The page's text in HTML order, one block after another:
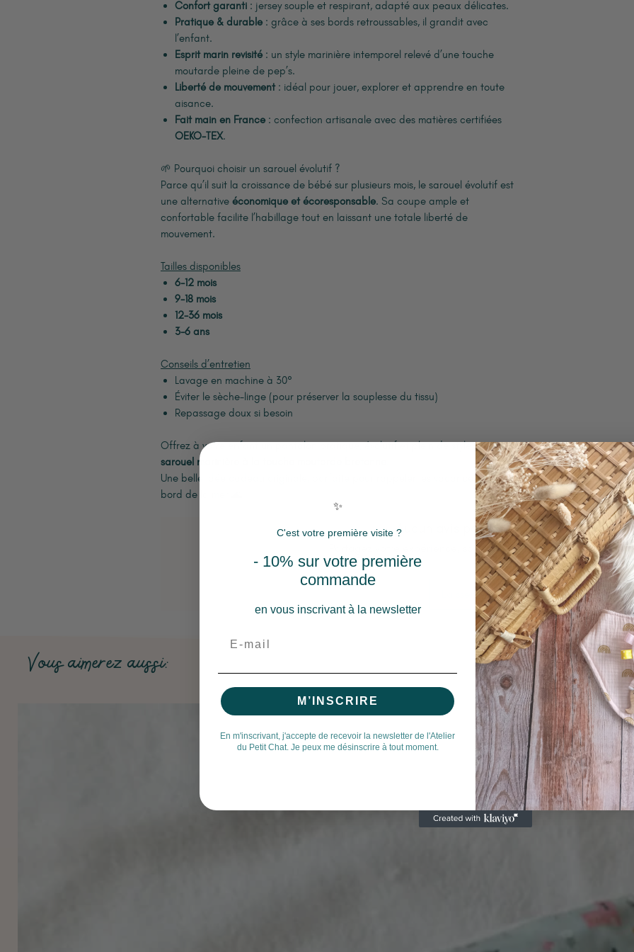
Confort garanti : jersey souple et respirant, adapté aux peaux délicates.
Pratique & durable : grâce à ses bords retroussables, il grandit avec
l’enfant.
Esprit marin revisité : un style marinière intemporel relevé d’une touche
moutarde pleine de pep’s.
Liberté de mouvement: idéal pour jouer, explorer et apprendre en toute
aisance.
Fait main en France : confection artisanale avec des matières certifiées
OEKO-TEX.
🌱 Pourquoi choisir un sarouel évolutif ?
Parce qu’il suit la croissance de bébé sur plusieurs mois, le sarouel évolutif est
une alternative économique et écoresponsable. Sa coupe ample et
confortable facilite l’habillage tout en laissant une totale liberté de
mouvement.
Tailles disponibles
6-12 mois
9-18 mois
12-36 mois
3-6 ans
Conseils d’entretien
Lavage en machine à 30°
Éviter le sèche-linge (pour préserver la souplesse du tissu)
Repassage doux si besoin
Offrez à votre enfant un pantalon pratique, évolutif et plein de style, avec ce
sarouel marinière à la touche moutarde bretonne
Une belle idée cadeau originale, parfaite pour rappeler les vacances au
bord de la mer 🌊
Aucun avis pour le moment
Partagez votre expérience, soyez le premier à laisser un avis.
Laisser un avis
Vous aimerez aussi:
✨
C'est votre première visite ?
- 10% sur votre première
commande
en vous inscrivant à la newsletter
M’INSCRIRE
En m'inscrivant, j'accepte de recevoir la newsletter de l'Atelier
du Petit Chat. Je peux me désinscrire à tout moment.